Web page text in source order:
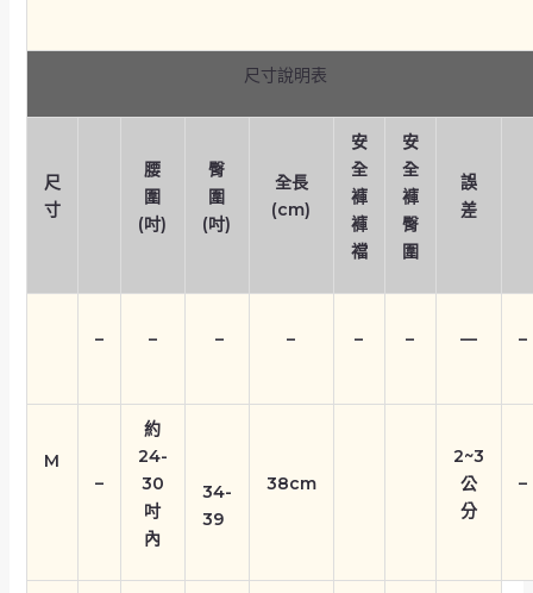
尺寸說明表
尺
寸
腰
圍
(吋)
臀
圍
(吋)
全長
(cm)
安
全
褲
褲
襠
安
全
褲
臀
圍
誤
差
– – – – – – — –
M
–
約
24-
30
吋
內
34-
39
38cm
2~3
公
分
–